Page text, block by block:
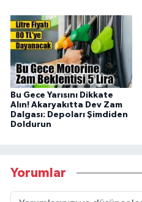
Bu Gece Yarısını Dikkate
Alın! Akaryakıtta Dev Zam
Dalgası: Depoları Şimdiden
Doldurun
Yorumlar